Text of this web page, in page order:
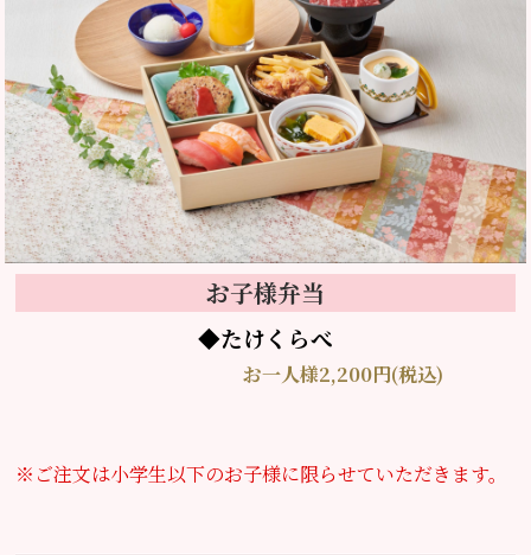
お子様弁当
◆たけくらべ
お一人様2,200円(税込)
※ご注文は小学生以下のお子様に限らせていただきます。